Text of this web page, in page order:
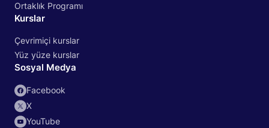
Ortaklık Programı
Kurslar
Çevrimiçi kurslar
Yüz yüze kurslar
Sosyal Medya
Facebook
X
YouTube